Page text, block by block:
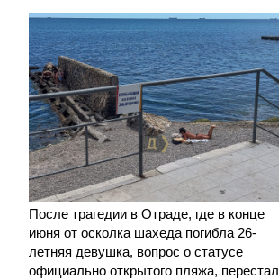
После трагедии в Отраде, где в конце
июня от осколка шахеда погибла 26-
летняя девушка, вопрос о статусе
официально открытого пляжа, перестал